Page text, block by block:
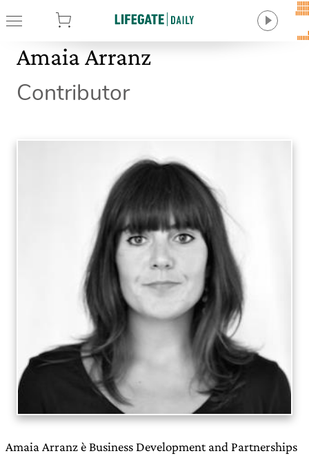
Amaia Arranz
Contributor
Amaia Arranz è Business Development and Partnerships